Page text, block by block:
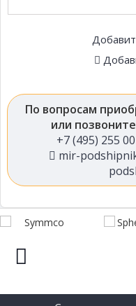
По вопросам
или
+7 (495) 255
mir-